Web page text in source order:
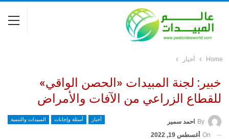
Home أخبار
خبير: لجنة المبيدات «الحصن الواقي»
للقطاع الزراعي من الآفات والأمراض
أخبار أسئلة وإجابات المبيدات والتنمية By احمد سمير
On أغسطس 19, 2022